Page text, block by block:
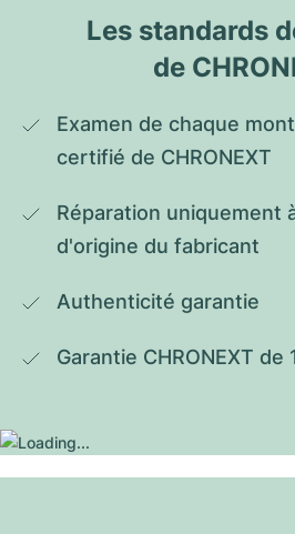
Les standards
de
Examen de chaque
certifié de CHRONEXT
Réparation uniquement
d'origine du fabricant
Authenticité garantie
Garantie CHRONEXT de